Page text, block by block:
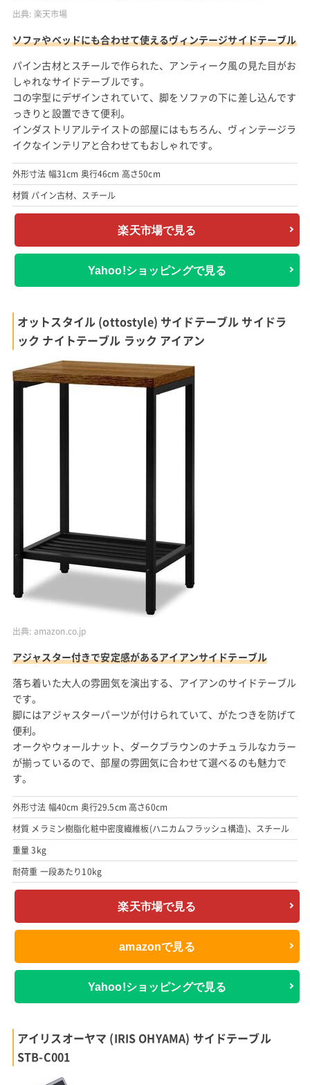
出典: 楽天市場
ソファやベッドにも合わせて使えるヴィンテージサイドテーブル
パイン古材とスチールで作られた、アンティーク風の見た目がお
しゃれなサイドテーブルです。
コの字型にデザインされていて、脚をソファの下に差し込んです
っきりと設置できて便利。
インダストリアルテイストの部屋にはもちろん、ヴィンテージラ
イクなインテリアと合わせてもおしゃれです。
外形寸法 幅31cm 奥行46cm 高さ50cm
材質 パイン古材、スチール
楽天市場で見る
Yahoo!ショッピングで見る
オットスタイル (ottostyle) サイドテーブル サイドラ
ック ナイトテーブル ラック アイアン
出典: amazon.co.jp
アジャスター付きで安定感があるアイアンサイドテーブル
落ち着いた大人の雰囲気を演出する、アイアンのサイドテーブル
です。
脚にはアジャスターパーツが付けられていて、がたつきを防げて
便利。
オークやウォールナット、ダークブラウンのナチュラルなカラー
が揃っているので、部屋の雰囲気に合わせて選べるのも魅力で
す。
外形寸法 幅40cm 奥行29.5cm 高さ60cm
材質 メラミン樹脂化粧中密度繊維板(ハニカムフラッシュ構造)、スチール
重量 3kg
耐荷重 一段あたり10kg
楽天市場で見る
amazonで見る
Yahoo!ショッピングで見る
アイリスオーヤマ (IRIS OHYAMA) サイドテーブル
STB-C001